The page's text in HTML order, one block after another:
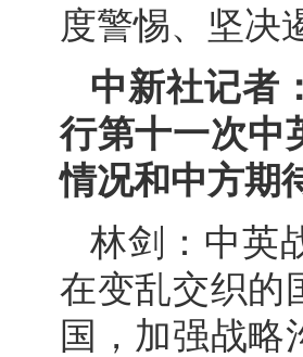
度警惕、坚决
中新社记者
行第十一次中
情况和中方期
林剑：中英
在变乱交织的
国，加强战略